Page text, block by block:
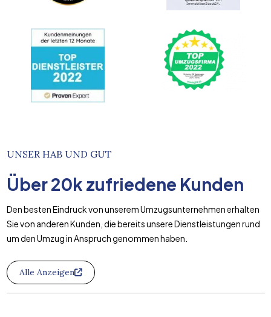
UNSER HAB UND GUT
Über20k zufriedene Kunden
Den besten Eindruck von unserem Umzugsunternehmen erhalten
Sie von anderen Kunden, die bereits unsere Dienstleistungen rund
um den Umzug in Anspruch genommen haben.
Alle Anzeigen